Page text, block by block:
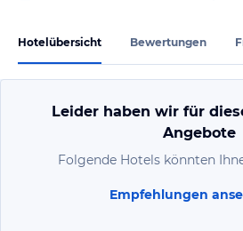
Hotelübersicht Bewertungen
Leider haben wir für
Angebote
Folgende Hotels könnten
Empfehlungen